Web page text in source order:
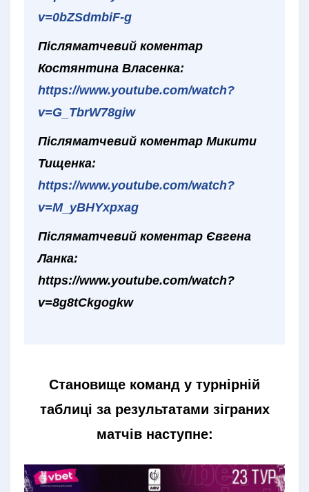
v=0bZSdmbiF-g
Післяматчевий коментар
Костянтина Власенка:
https://www.youtube.com/watch?
v=G_TbrW78giw
Післяматчевий коментар Микити
Тищенка:
https://www.youtube.com/watch?
v=M_yBHYxpxag
Післяматчевий коментар Євгена
Ланка:
https://www.youtube.com/watch?
v=8g8tCkgogkw
Становище команд у турнірній
таблиці за результатами зіграних
матчів наступне: